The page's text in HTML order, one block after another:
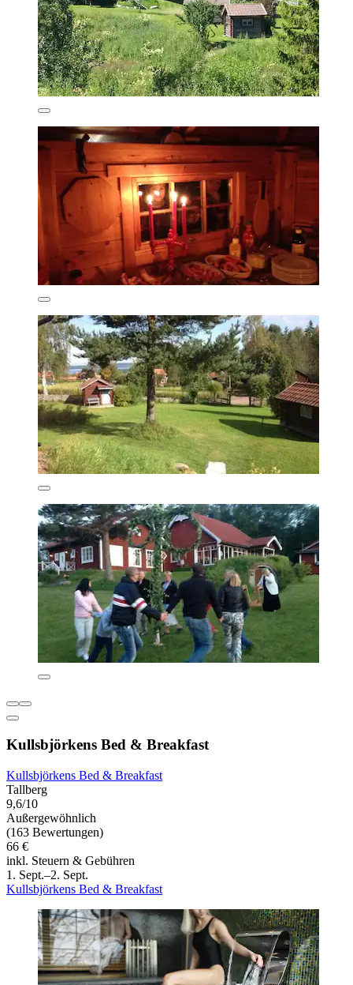
Kullsbjörkens Bed & Breakfast
Kullsbjörkens Bed & Breakfast
Tallberg
9,6/10
Außergewöhnlich
(163 Bewertungen)
66 €
inkl. Steuern & Gebühren
1. Sept.–2. Sept.
Kullsbjörkens Bed & Breakfast